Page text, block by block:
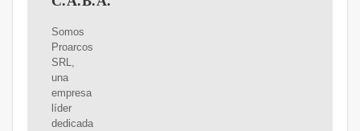
Somos
Proarcos
SRL,
una
empresa
líder
dedicada